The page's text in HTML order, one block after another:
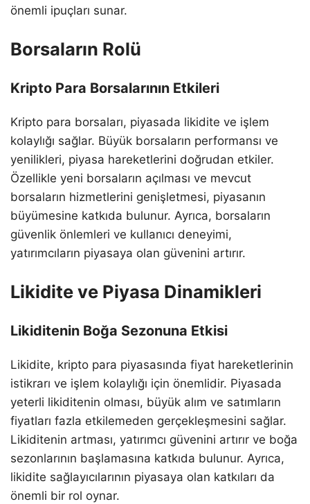
önemli ipuçları sunar.
Borsaların Rolü
Kripto Para Borsalarının Etkileri
Kripto para borsaları, piyasada likidite ve işlem
kolaylığı sağlar. Büyük borsaların performansı ve
yenilikleri, piyasa hareketlerini doğrudan etkiler.
Özellikle yeni borsaların açılması ve mevcut
borsaların hizmetlerini genişletmesi, piyasanın
büyümesine katkıda bulunur. Ayrıca, borsaların
güvenlik önlemleri ve kullanıcı deneyimi,
yatırımcıların piyasaya olan güvenini artırır.
Likidite ve Piyasa Dinamikleri
Likiditenin Boğa Sezonuna Etkisi
Likidite, kripto para piyasasında fiyat hareketlerinin
istikrarı ve işlem kolaylığı için önemlidir. Piyasada
yeterli likiditenin olması, büyük alım ve satımların
fiyatları fazla etkilemeden gerçekleşmesini sağlar.
Likiditenin artması, yatırımcı güvenini artırır ve boğa
sezonlarının başlamasına katkıda bulunur. Ayrıca,
likidite sağlayıcılarının piyasaya olan katkıları da
önemli bir rol oynar.